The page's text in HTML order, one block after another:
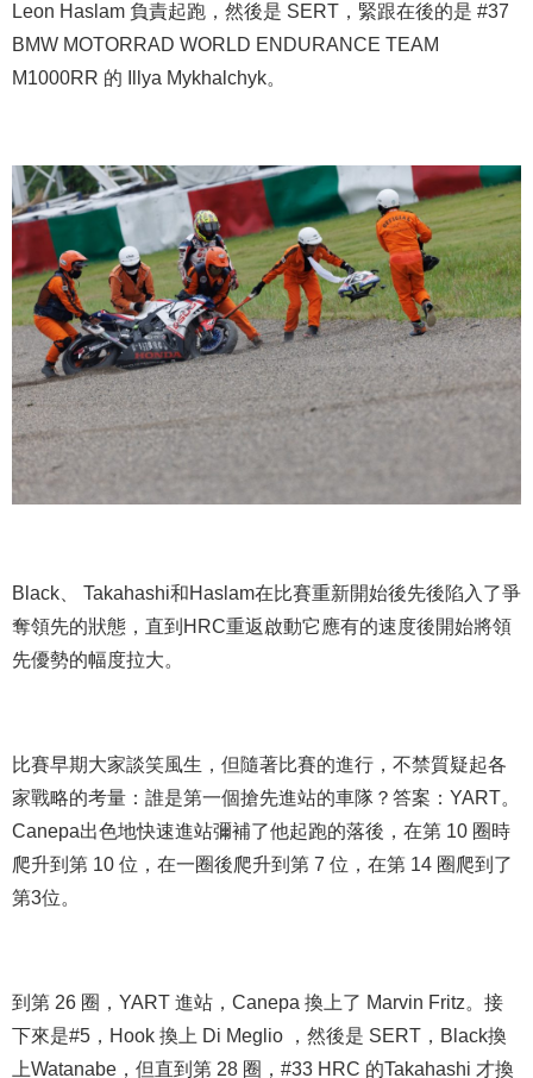
Leon Haslam 負責起跑，然後是 SERT，緊跟在後的是 #37
BMW MOTORRAD WORLD ENDURANCE TEAM
M1000RR 的 Illya Mykhalchyk。
Black、 Takahashi和Haslam在比賽重新開始後先後陷入了爭
奪領先的狀態，直到HRC重返啟動它應有的速度後開始將領
先優勢的幅度拉大。
比賽早期大家談笑風生，但隨著比賽的進行，不禁質疑起各
家戰略的考量：誰是第一個搶先進站的車隊？答案：YART。
Canepa出色地快速進站彌補了他起跑的落後，在第 10 圈時
爬升到第 10 位，在一圈後爬升到第 7 位，在第 14 圈爬到了
第3位。
到第 26 圈，YART 進站，Canepa 換上了 Marvin Fritz。接
下來是#5，Hook 換上 Di Meglio ，然後是 SERT，Black換
上Watanabe，但直到第 28 圈，#33 HRC 的Takahashi 才換